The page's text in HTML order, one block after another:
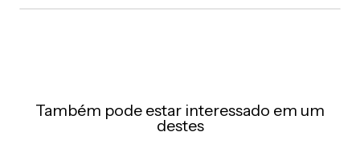
Também pode estar interessado em um
destes